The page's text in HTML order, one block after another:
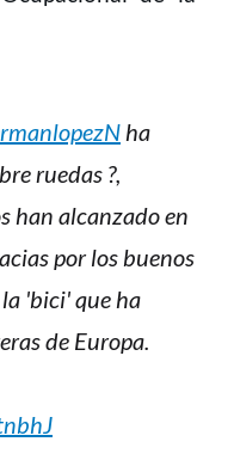
ha
ruedas ?,
han alcanzado en
por los buenos
la 'bici' que ha
de Europa.